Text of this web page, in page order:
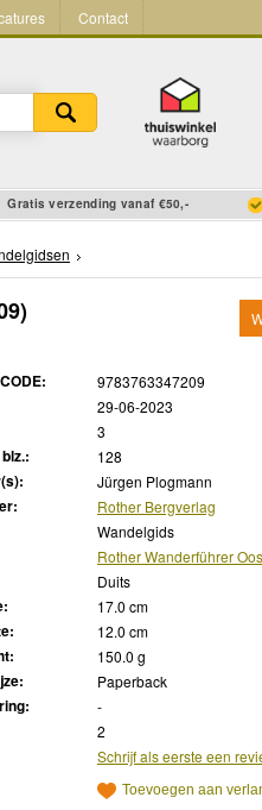
Contact
Gratis verzending vanaf €50,-
9783763347209
29-06-2023
3
128
Jürgen Plogmann
Rother Bergverlag
Wandelgids
Rother Wanderführer
Duits
17.0 cm
12.0 cm
150.0 g
Paperback
-
2
Schrijf als eerste een
Toevoegen aan